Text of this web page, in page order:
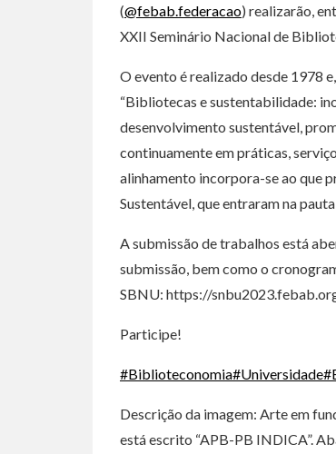
(@febab.federacao) realizarão,
XXII Seminário Nacional de
O evento é realizado desde 1978
“Bibliotecas e sustentabilidade:
desenvolvimento sustentável,
continuamente em práticas,
alinhamento incorpora-se ao que
Sustentável, que entraram na
A submissão de trabalhos está
submissão, bem como o
SBNU: https://
Participe!
#Biblioteconomia#Universidade
Descrição da imagem: Arte em
está escrito “APB-PB INDICA”.